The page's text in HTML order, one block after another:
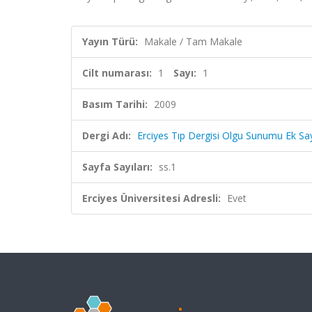
Yayın Türü: Makale / Tam Makale
Cilt numarası: 1 Sayı: 1
Basım Tarihi: 2009
Dergi Adı: Erciyes Tıp Dergisi Olgu Sunumu Ek
Sayfa Sayıları: ss.1
Erciyes Üniversitesi Adresli: Evet